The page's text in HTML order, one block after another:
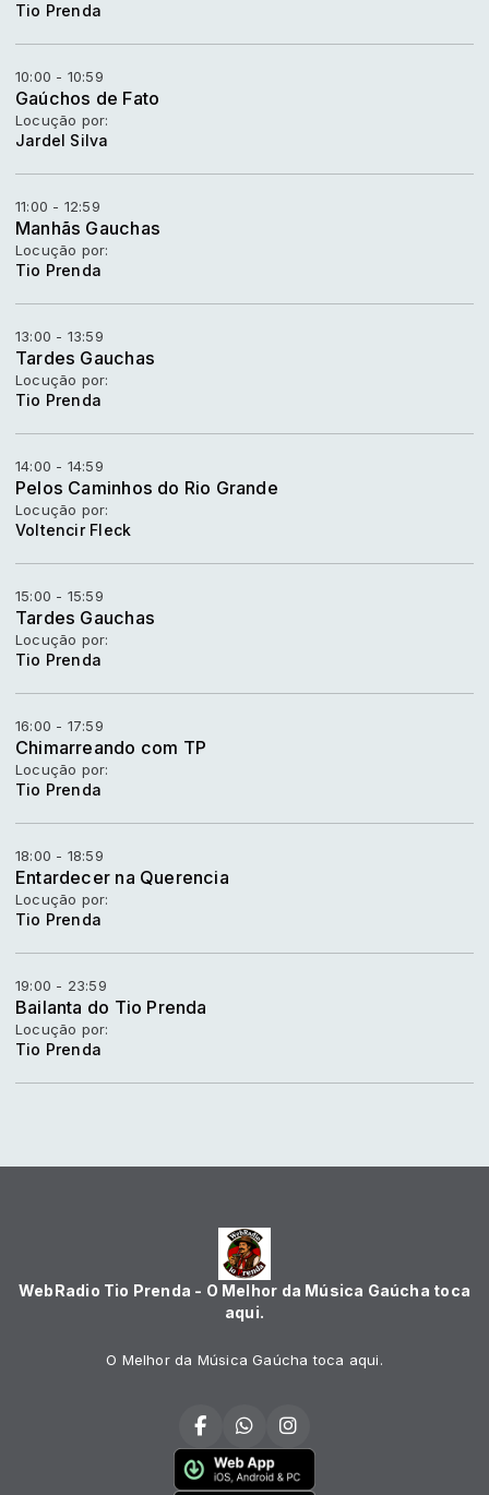
Tio Prenda
10:00 - 10:59
Gaúchos de Fato
Locução por:
Jardel Silva
11:00 - 12:59
Manhãs Gauchas
Locução por:
Tio Prenda
13:00 - 13:59
Tardes Gauchas
Locução por:
Tio Prenda
14:00 - 14:59
Pelos Caminhos do Rio Grande
Locução por:
Voltencir Fleck
15:00 - 15:59
Tardes Gauchas
Locução por:
Tio Prenda
16:00 - 17:59
Chimarreando com TP
Locução por:
Tio Prenda
18:00 - 18:59
Entardecer na Querencia
Locução por:
Tio Prenda
19:00 - 23:59
Bailanta do Tio Prenda
Locução por:
Tio Prenda
WebRadio Tio Prenda - O Melhor da Música Gaúcha toca
aqui.
O Melhor da Música Gaúcha toca aqui.